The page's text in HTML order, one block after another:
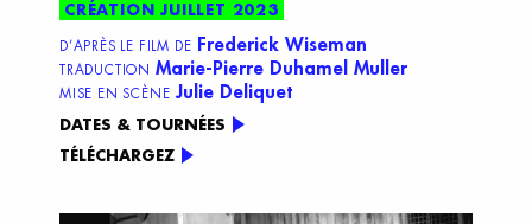
CRÉATION JUILLET 2023
D’APRÈS LE FILM DE Frederick Wiseman
TRADUCTION Marie-Pierre Duhamel Muller
MISE EN SCÈNE Julie Deliquet
DATES & TOURNÉES
TÉLÉCHARGEZ